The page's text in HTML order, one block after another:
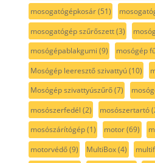
mosogatógépkosár(51)
mosogatógép szűrőszett(3)
mosógépablakgumi (9) mosógép
Mosógép leeresztő szivattyú(10)
Mosógép szivattyúszűrő(7)
mosószerfedél (2) mosószertartó
mosószárítógép(1) motor(69)
motorvédő(9) MultiBox(4)